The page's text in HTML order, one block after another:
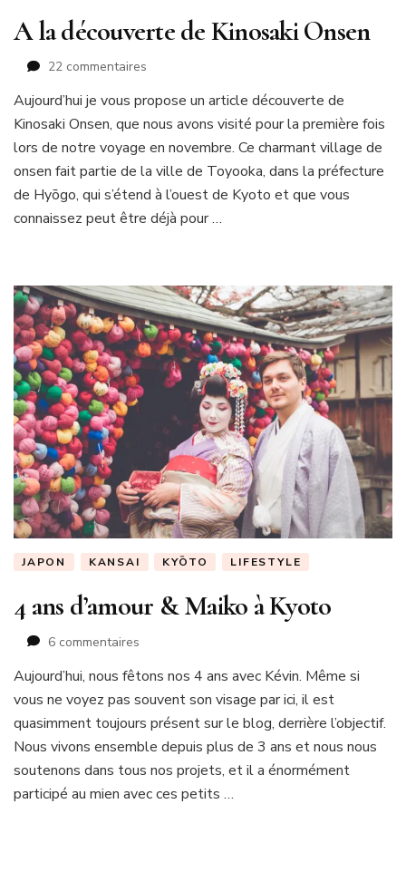
A la découverte de Kinosaki Onsen
22 commentaires
la
découverte
de
Onsen
Aujourd’hui je vous propose un article découverte de
Kinosaki Onsen, que nous avons visité pour la première fois
lors de notre voyage en novembre. Ce charmant village de
onsen fait partie de la ville de Toyooka, dans la préfecture
de Hyōgo, qui s’étend à l’ouest de Kyoto et que vous
connaissez peut être déjà pour …
JAPON KANSAI KYŌTO LIFESTYLE
4 ans d’amour & Maiko à Kyoto
6 commentaires
ans
d’amour
&
Maiko
à
Kyoto
Aujourd’hui, nous fêtons nos 4 ans avec Kévin. Même si
vous ne voyez pas souvent son visage par ici, il est
quasimment toujours présent sur le blog, derrière l’objectif.
Nous vivons ensemble depuis plus de 3 ans et nous nous
soutenons dans tous nos projets, et il a énormément
participé au mien avec ces petits …